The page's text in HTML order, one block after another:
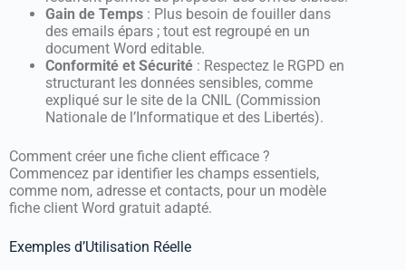
Gain de Temps : Plus besoin de fouiller dans
des emails épars ; tout est regroupé en un
document Word editable.
Conformité et Sécurité : Respectez le RGPD en
structurant les données sensibles, comme
expliqué sur le site de la CNIL (Commission
Nationale de l’Informatique et des Libertés).
Comment créer une fiche client efficace ?
Commencez par identifier les champs essentiels,
comme nom, adresse et contacts, pour un modèle
fiche client Word gratuit adapté.
Exemples d’Utilisation Réelle